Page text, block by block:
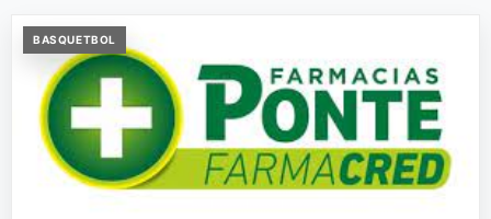
BASQUETBOL